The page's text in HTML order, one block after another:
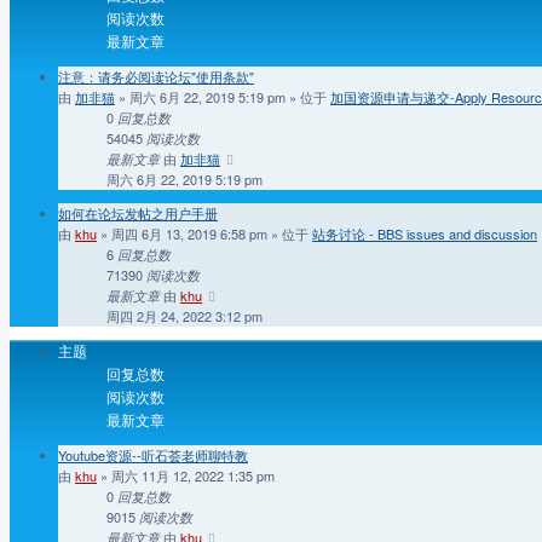
阅读次数
最新文章
注意：请务必阅读论坛"使用条款"
由 加非猫 » 周六 6月 22, 2019 5:19 pm » 位于加国资源申请与递交-Apply
0 回复总数
54045 阅读次数
最新文章 由 加非猫
周六 6月 22, 2019 5:19 pm
如何在论坛发帖之用户手册
由 khu » 周四 6月 13, 2019 6:58 pm » 位于站务讨论 - BBS issues and discussion
6 回复总数
71390 阅读次数
最新文章 由 khu
周四 2月 24, 2022 3:12 pm
主题
回复总数
阅读次数
最新文章
Youtube资源--听石荟老师聊特教
由 khu » 周六 11月 12, 2022 1:35 pm
0 回复总数
9015 阅读次数
最新文章 由 khu